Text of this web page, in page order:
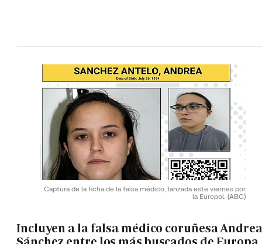
Captura de la ficha de la falsa médico, lanzada este viernes por
la Europol. (ABC)
Incluyen a la falsa médico coruñesa Andrea